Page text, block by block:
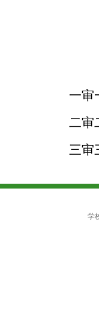
一审
二审
三审
学